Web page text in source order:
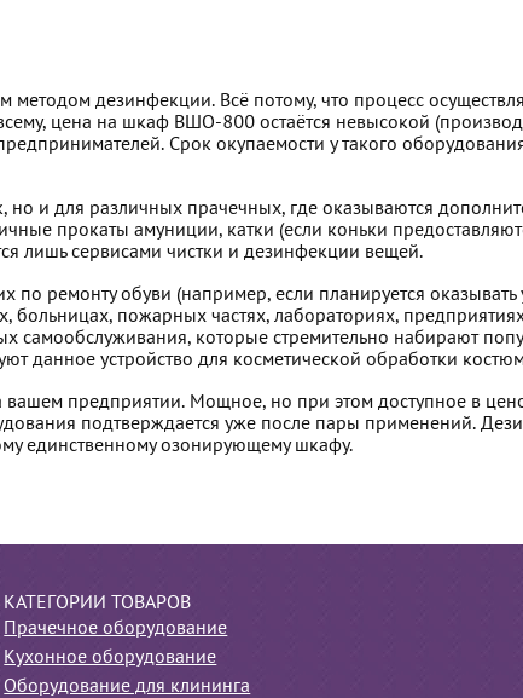
дезинфекции. Всё потому, что процесс
цена на шкаф ВШО-800 остаётся невысокой
Срок окупаемости у такого
но и для различных прачечных, где оказываются
прокаты амуниции, катки (если коньки
лишь сервисами чистки и дезинфекции вещей.
ремонту обуви (например, если планируется оказывать
больницах, пожарных частях, лабораториях,
самообслуживания, которые стремительно набирают
данное устройство для косметической обработки
предприятии. Мощное, но при этом доступное в
подтверждается уже после пары применений.
единственному озонирующему шкафу.
КАТЕГОРИИ ТОВАРОВ
Прачечное оборудование
Кухонное оборудование
Оборудование для клининга